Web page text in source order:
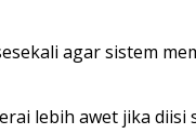
agar sistem
lebih awet jika diisi